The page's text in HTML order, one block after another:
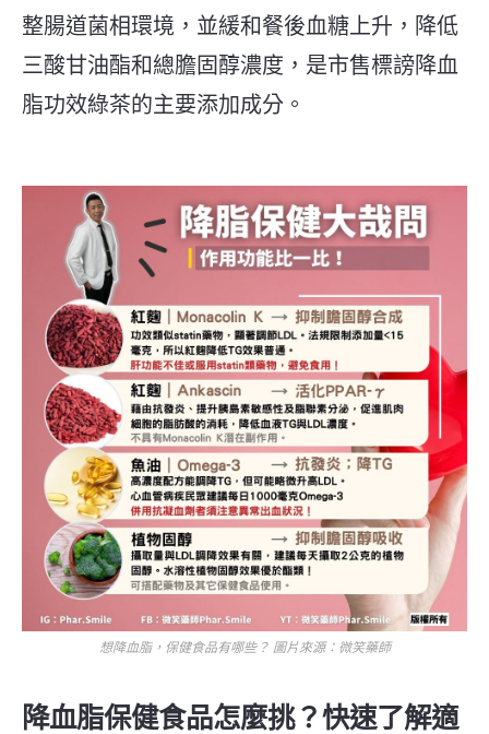
整腸道菌相環境，並緩和餐後血糖上升，降低
三酸甘油酯和總膽固醇濃度，是市售標謗降血
脂功效綠茶的主要添加成分。
想降血脂，保健食品有哪些？ 圖片來源：微笑藥師
降血脂保健食品怎麼挑？快速了解適